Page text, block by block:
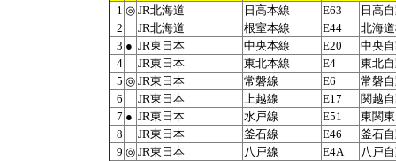
1 ◎ JR北海道 日高本線 E63
日高
2
JR北海道 根室本線 E44
北海
3 ● JR東日本 中央本線 E20
中央
4
JR東日本 東北本線 E4
東北
5 ◎ JR東日本 常磐線 E6
常磐
6
JR東日本 上越線 E17
関越
7 ● JR東日本 水戸線 E51
東関
8
JR東日本 釜石線 E46
釜石
9 ◎ JR東日本 八戸線 E4A
八戸